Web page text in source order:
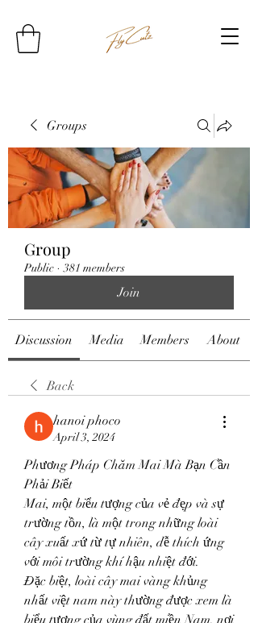
Groups
Group
Public · 381 members
Join
Discussion Media Members About
Back
hanoi phoco
April 3, 2024
Phương Pháp Chăm Mai Mà Bạn Cần
Phải Biết
Mai, một biểu tượng của vẻ đẹp và sự
trường tồn, là một trong những loài
cây xuất xứ từ tự nhiên, dễ thích ứng
với môi trường khí hậu nhiệt đới.
Đặc biệt, loài cây mai vàng khủng
nhất việt nam này thường được xem là
biểu tượng của vùng đất miền Nam, nơi